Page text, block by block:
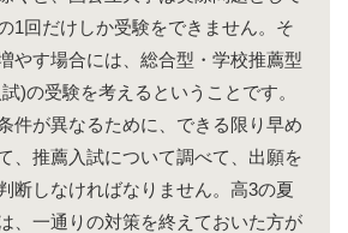
1回だけしか受験をできません。そ
やす場合には、総合型・学校推薦型
)の受験を考えるということです。
件が異なるために、できる限り早め
、推薦入試について調べて、出願を
断しなければなりません。 高3の夏
、一通りの対策を終えておいた方が